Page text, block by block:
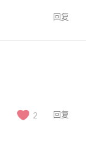
回复
2 回复